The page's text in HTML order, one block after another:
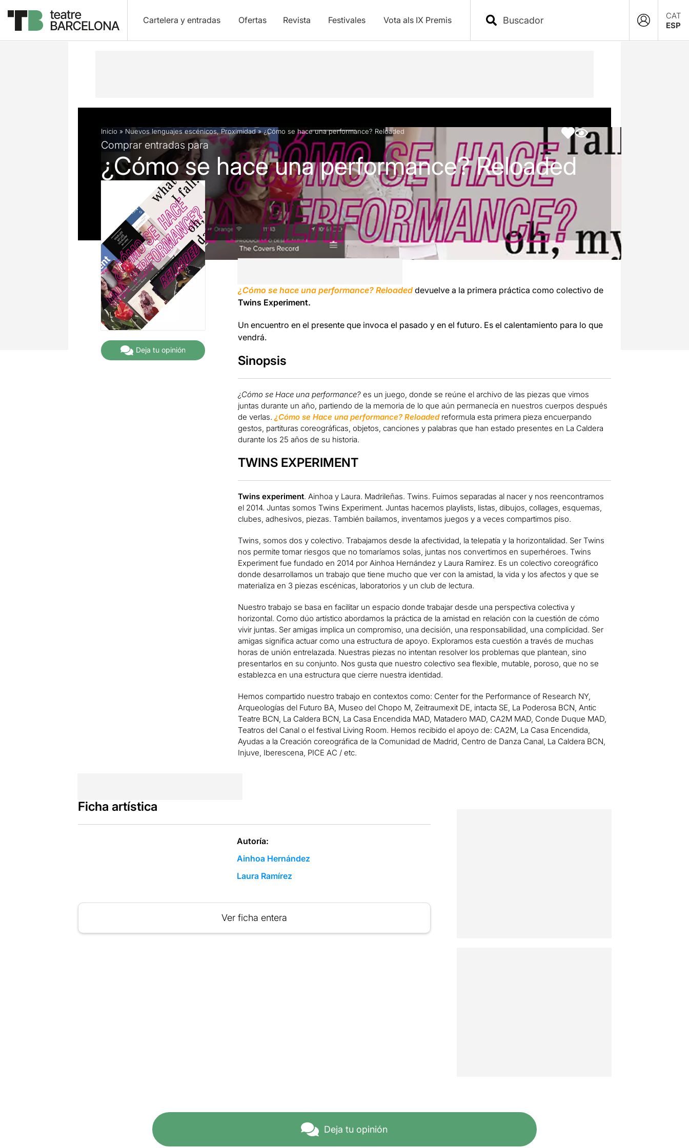
Cartelera y entradas Ofertas Revista Festivales Vota als IX Premis
CAT
ESP
Descripción Ficha artística
Inicio » Nuevos lenguajes escénicos,Proximidad»¿Cómo se hace una performance? Reloaded
Comprar entradas para
¿Cómo se hace una performance? Reloaded
Deja tu opinión
¿Cómo se hace una performance? Reloaded devuelve a la primera práctica como colectivo de
Twins Experiment.
Un encuentro en el presente que invoca el pasado y en el futuro. Es el calentamiento para lo que
vendrá.
Sinopsis
¿Cómo se Hace una performance?es un juego, donde se reúne el archivo de las piezas que vimos
juntas durante un año, partiendo de la memoria de lo que aún permanecía en nuestros cuerpos después
de verlas. ¿Cómo se Hace una performance? Reloaded reformula esta primera pieza encuerpando
gestos, partituras coreográficas, objetos, canciones y palabras que han estado presentes en La Caldera
durante los 25 años de su historia.
TWINS EXPERIMENT
Twins experiment. Ainhoa ​​y Laura. Madrileñas. Twins. Fuimos separadas al nacer y nos reencontramos
el 2014. Juntas somos Twins Experiment. Juntas hacemos playlists, listas, dibujos, collages, esquemas,
clubes, adhesivos, piezas. También bailamos, inventamos juegos y a veces compartimos piso.
Twins, somos dos y colectivo. Trabajamos desde la afectividad, la telepatía y la horizontalidad. Ser Twins
nos permite tomar riesgos que no tomaríamos solas, juntas nos convertimos en superhéroes. Twins
Experiment fue fundado en 2014 por Ainhoa ​​Hernández y Laura Ramírez. Es un colectivo coreográfico
donde desarrollamos un trabajo que tiene mucho que ver con la amistad, la vida y los afectos y que se
materializa en 3 piezas escénicas, laboratorios y un club de lectura.
Nuestro trabajo se basa en facilitar un espacio donde trabajar desde una perspectiva colectiva y
horizontal. Como dúo artístico abordamos la práctica de la amistad en relación con la cuestión de cómo
vivir juntas. Ser amigas implica un compromiso, una decisión, una responsabilidad, una complicidad. Ser
amigas significa actuar como una estructura de apoyo. Exploramos esta cuestión a través de muchas
horas de unión entrelazada. Nuestras piezas no intentan resolver los problemas que plantean, sino
presentarlos en su conjunto. Nos gusta que nuestro colectivo sea flexible, mutable, poroso, que no se
establezca en una estructura que cierre nuestra identidad.
Hemos compartido nuestro trabajo en contextos como: Center for the Performance of Research NY,
Arqueologías del Futuro BA, Museo del Chopo M, Zeitraumexit DE, intacta SE, La Poderosa BCN, Antic
Teatre BCN, La Caldera BCN, La Casa Encendida MAD, Matadero MAD, CA2M MAD, Conde Duque MAD,
Teatros del Canal o el festival Living Room. Hemos recibido el apoyo de: CA2M, La Casa Encendida,
Ayudas a la Creación coreográfica de la Comunidad de Madrid, Centro de Danza Canal, La Caldera BCN,
Injuve, Iberescena, PICE AC / etc.
Ficha artística
Autoría:
Ainhoa ​​Hernández
Laura Ramírez
Ver ficha entera
Deja tu opinión